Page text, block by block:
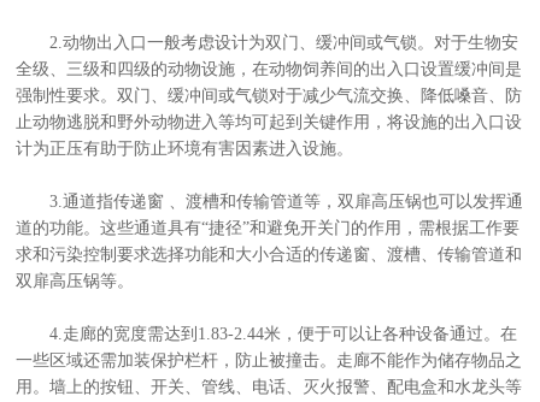
2.动物出入口一般考虑设计为双门、缓冲间或气锁。对于生物安
全级、三级和四级的动物设施，在动物饲养间的出入口设置缓冲间是
强制性要求。双门、缓冲间或气锁对于减少气流交换、降低嗓音、防
止动物逃脱和野外动物进入等均可起到关键作用，将设施的出入口设
计为正压有助于防止环境有害因素进入设施。
3.通道指传递窗 、渡槽和传输管道等，双扉高压锅也可以发挥通
道的功能。这些通道具有“捷径”和避免开关门的作用，需根据工作要
求和污染控制要求选择功能和大小合适的传递窗、渡槽、传输管道和
双扉高压锅等。
4.走廊的宽度需达到1.83-2.44米，便于可以让各种设备通过。在
一些区域还需加装保护栏杆，防止被撞击。走廊不能作为储存物品之
用。墙上的按钮、开关、管线、电话、灭火报警、配电盒和水龙头等